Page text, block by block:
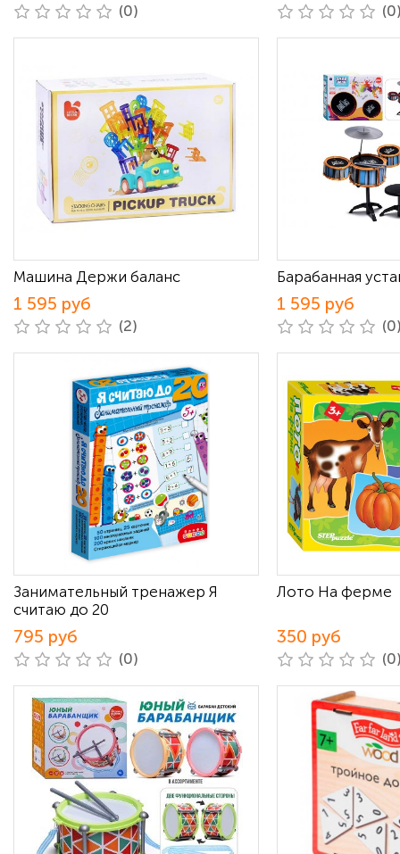
(0)
Машина Держи баланс
1 595 руб
(2)
Барабанная
1 595 руб
Занимательный тренажер Я
считаю до 20
795 руб
(0)
Лото На ферме
350 руб